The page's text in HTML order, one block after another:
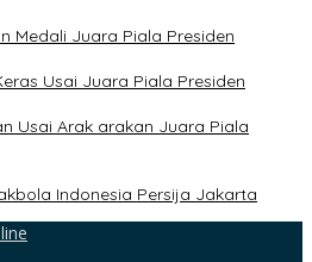
Medali Juara Piala Presiden
Usai Juara Piala Presiden
Usai Arak arakan Juara Piala
Indonesia Persija Jakarta